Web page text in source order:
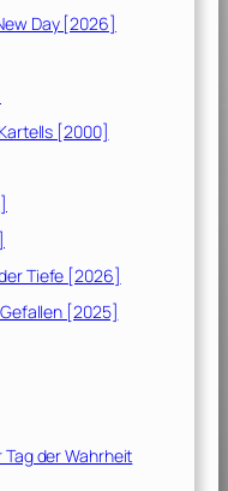
Day [2026]
[2000]
Tiefe [2026]
[2025]
Tag der Wahrheit